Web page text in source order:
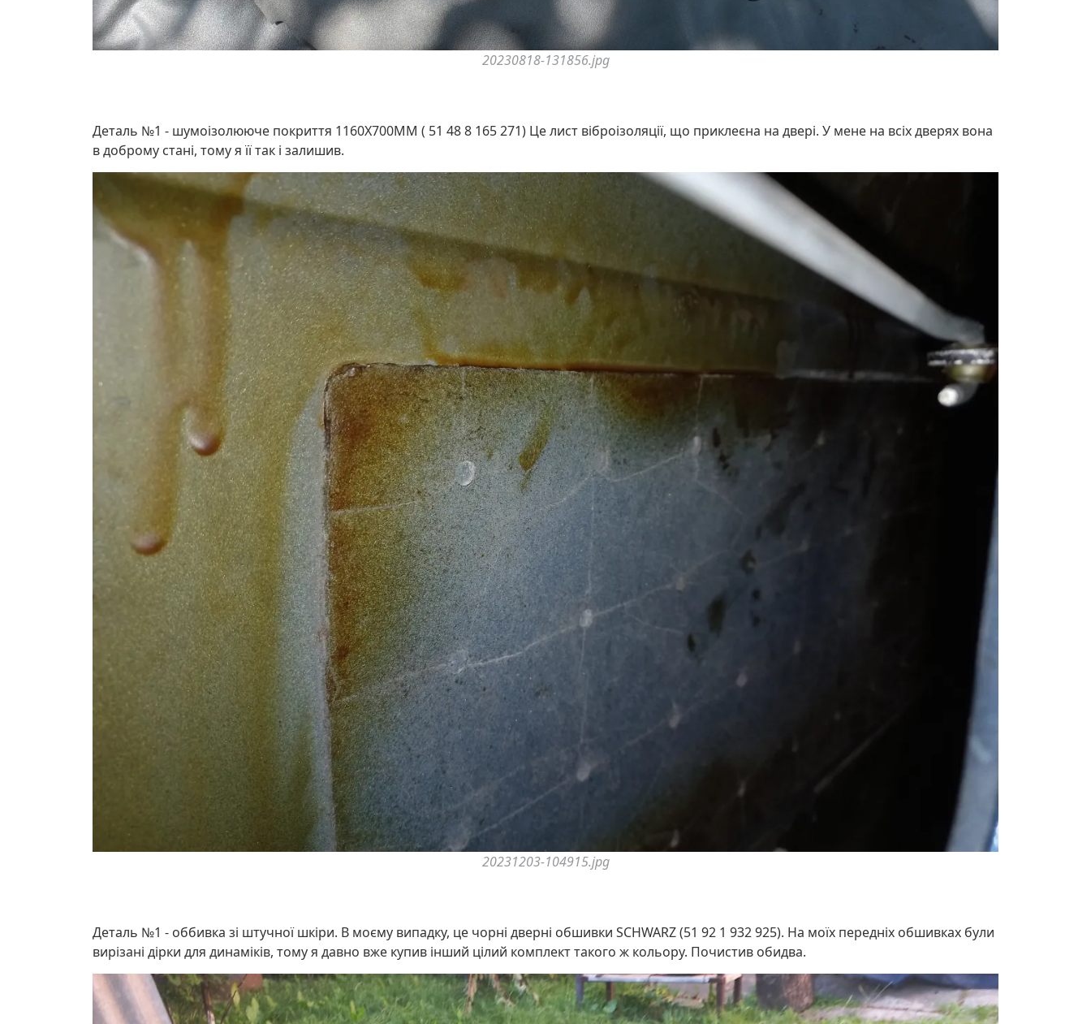
20230818-131856.jpg
Деталь №1 - шумоізолююче покриття 1160X700MM ( 51 48 8 165 271) Це лист віброізоляції, що приклеєна на двері. У мене на всіх дверях вона
в доброму стані, тому я її так і залишив.
20231203-104915.jpg
Деталь №1 - оббивка зі штучної шкіри. В моєму випадку, це чорні дверні обшивки SCHWARZ (51 92 1 932 925). На моїх передніх обшивках були
вирізані дірки для динаміків, тому я давно вже купив інший цілий комплект такого ж кольору. Почистив обидва.